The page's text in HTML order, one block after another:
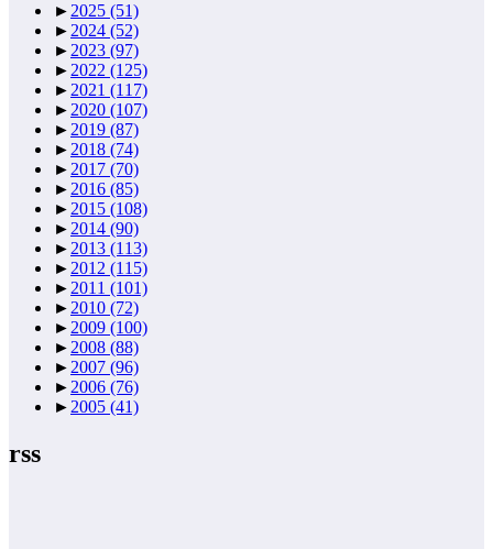
► 2025 (51)
► 2024 (52)
► 2023 (97)
► 2022 (125)
► 2021 (117)
► 2020 (107)
► 2019 (87)
► 2018 (74)
► 2017 (70)
► 2016 (85)
► 2015 (108)
► 2014 (90)
► 2013 (113)
► 2012 (115)
► 2011 (101)
► 2010 (72)
► 2009 (100)
► 2008 (88)
► 2007 (96)
► 2006 (76)
► 2005 (41)
rss